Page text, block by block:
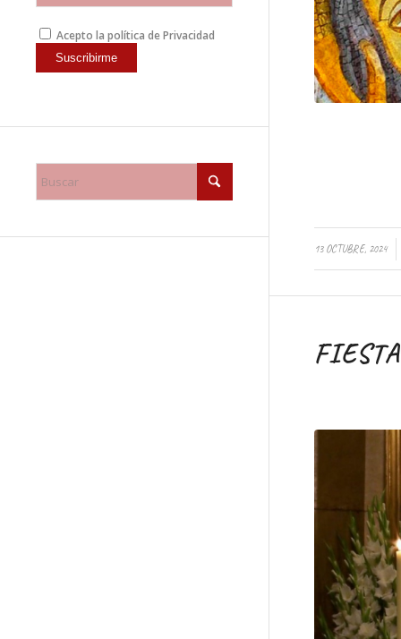
Acepto la política de Privacidad
13 OCTUBRE, 2024